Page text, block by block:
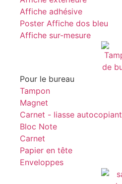
Affiche adhésive
Poster Affiche dos bleu
Affiche sur-mesure
Pour le bureau
Tampon
Magnet
Carnet - liasse autocopiant
Bloc Note
Carnet
Papier en tête
Enveloppes